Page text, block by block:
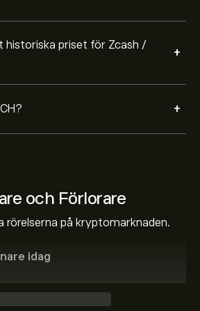
historiska priset för Zcash /
+
+
och Förlorare
på kryptomarknaden.
idag